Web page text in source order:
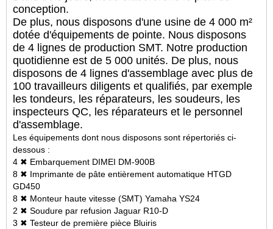
conception.
De plus, nous disposons d'une usine de 4 000 m²
dotée d'équipements de pointe. Nous disposons
de 4 lignes de production SMT. Notre production
quotidienne est de 5 000 unités. De plus, nous
disposons de 4 lignes d'assemblage avec plus de
100 travailleurs diligents et qualifiés, par exemple
les tondeurs, les réparateurs, les soudeurs, les
inspecteurs QC, les réparateurs et le personnel
d'assemblage.
Les équipements dont nous disposons sont répertoriés ci-
dessous :
4 ✖ Embarquement DIMEI DM-900B
8 ✖ Imprimante de pâte entièrement automatique HTGD
GD450
8 ✖ Monteur haute vitesse (SMT) Yamaha YS24
2 ✖ Soudure par refusion Jaguar R10-D
3 ✖ Testeur de première pièce Bluiris